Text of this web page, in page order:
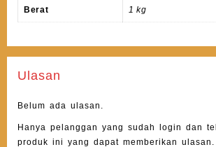
Berat 1 kg
Ulasan
Belum ada ulasan.
Hanya pelanggan yang sudah login dan
produk ini yang dapat memberikan ulasan.